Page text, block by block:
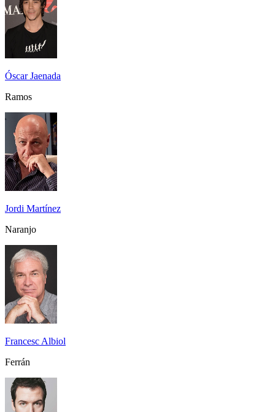
Óscar Jaenada
Ramos
Jordi Martínez
Naranjo
Francesc Albiol
Ferrán